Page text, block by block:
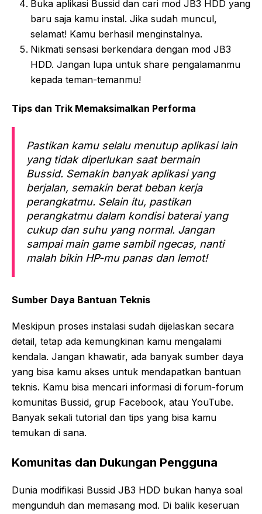
Buka aplikasi Bussid dan cari mod JB3 HDD yang
baru saja kamu instal. Jika sudah muncul,
selamat! Kamu berhasil menginstalnya.
Nikmati sensasi berkendara dengan mod JB3
HDD. Jangan lupa untuk share pengalamanmu
kepada teman-temanmu!
Tips dan Trik Memaksimalkan Performa
Pastikan kamu selalu menutup aplikasi lain
yang tidak diperlukan saat bermain
Bussid. Semakin banyak aplikasi yang
berjalan, semakin berat beban kerja
perangkatmu. Selain itu, pastikan
perangkatmu dalam kondisi baterai yang
cukup dan suhu yang normal. Jangan
sampai main game sambil ngecas, nanti
malah bikin HP-mu panas dan lemot!
Sumber Daya Bantuan Teknis
Meskipun proses instalasi sudah dijelaskan secara
detail, tetap ada kemungkinan kamu mengalami
kendala. Jangan khawatir, ada banyak sumber daya
yang bisa kamu akses untuk mendapatkan bantuan
teknis. Kamu bisa mencari informasi di forum-forum
komunitas Bussid, grup Facebook, atau YouTube.
Banyak sekali tutorial dan tips yang bisa kamu
temukan di sana.
Komunitas dan Dukungan Pengguna
Dunia modifikasi Bussid JB3 HDD bukan hanya soal
mengunduh dan memasang mod. Di balik keseruan